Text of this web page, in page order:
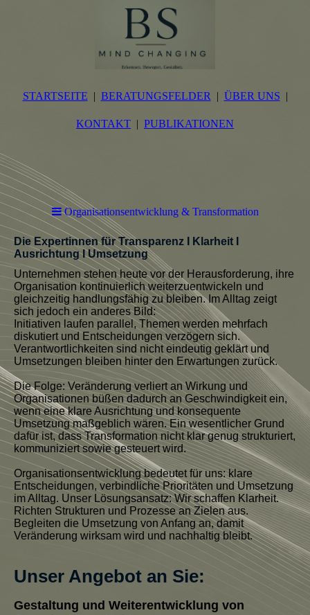
STARTSEITE BERATUNGSFELDER ÜBER UNS
KONTAKT PUBLIKATIONEN
Organisationsentwicklung & Transformation
Die Expertinnen für Transparenz I Klarheit I
Ausrichtung I Umsetzung
Unternehmen stehen heute vor der Herausforderung, ihre
Organisation kontinuierlich weiterzuentwickeln und
gleichzeitig handlungsfähig zu bleiben. Im Alltag zeigt
sich jedoch ein anderes Bild:
Initiativen laufen parallel, Themen werden mehrfach
diskutiert und Entscheidungen verzögern sich.
Verantwortlichkeiten sind nicht eindeutig geklärt und
Umsetzungen bleiben hinter den Erwartungen zurück.
Die Folge: Veränderung verliert an Wirkung und
Organisationen büßen dadurch an Geschwindigkeit ein,
wenn eine klare Ausrichtung und konsequente
Umsetzung maßgeblich wären. Ein wesentlicher Grund
dafür ist, dass Transformation nicht klar genug strukturiert,
kommuniziert sowie gesteuert wird.
Organisationsentwicklung bedeutet für uns: klare
Entscheidungen, verbindliche Prioritäten und Umsetzung
im Alltag. Unser Lösungsansatz: Wir schaffen Klarheit.
Richten Strukturen und Prozesse an Zielen aus.
Begleiten die Umsetzung von Anfang an, damit
Veränderung wirksam wird und nachhaltig bleibt.
Unser Angebot an Sie:
Gestaltung und Weiterentwicklung von